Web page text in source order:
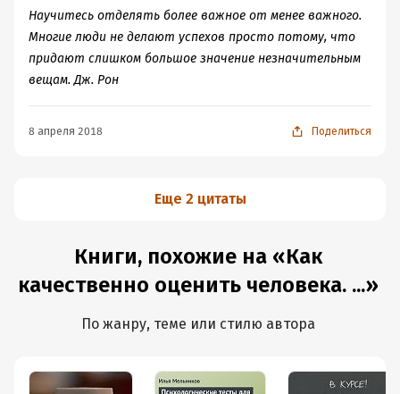
Научитесь отделять более важное от менее важного.
Многие люди не делают успехов просто потому, что
придают слишком большое значение незначительным
вещам. Дж. Рон
8 апреля 2018 Поделиться
Еще 2 цитаты
Книги, похожие на «Как
качественно оценить человека. ...»
По жанру, теме или стилю автора